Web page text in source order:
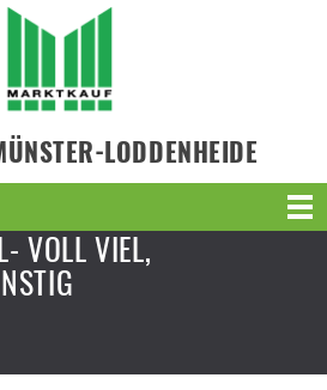
LODDENHEIDE
VOLL VIEL,